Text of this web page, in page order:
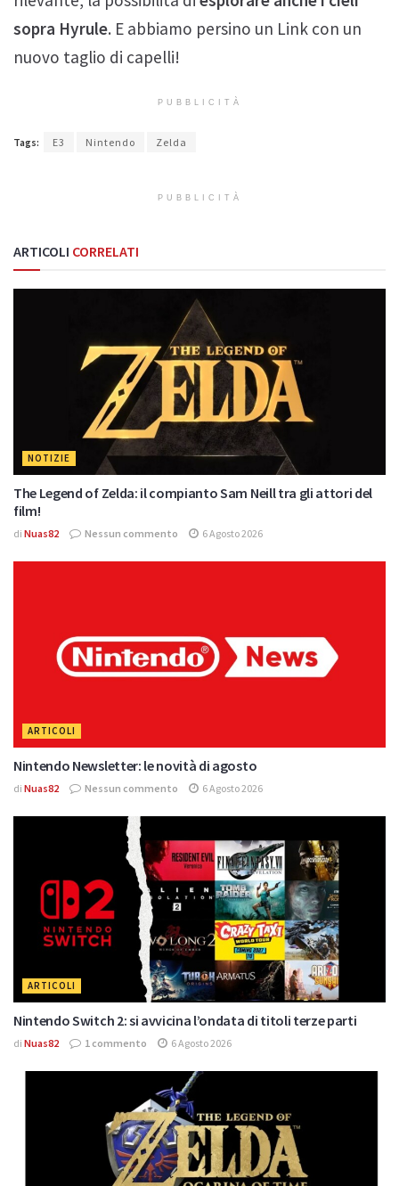
sopra Hyrule. E abbiamo persino un Link con un
nuovo taglio di capelli!
PUBBLICITÀ
Tags: E3 Nintendo Zelda
PUBBLICITÀ
ARTICOLI CORRELATI
NOTIZIE
The Legend of Zelda: il compianto Sam Neill tra gli attori del
film!
di Nuas82 Nessun commento 6 Agosto 2026
ARTICOLI
Nintendo Newsletter: le novità di agosto
di Nuas82 Nessun commento 6 Agosto 2026
ARTICOLI
Nintendo Switch 2: si avvicina l’ondata di titoli terze parti
di Nuas82 1 commento 6 Agosto 2026